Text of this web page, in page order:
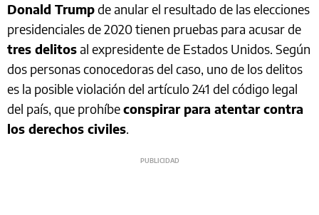
Donald Trumpde anular el resultado de las elecciones
presidenciales de 2020 tienen pruebas para acusar de
tres delitosal expresidente de Estados Unidos. Según
dos personas conocedoras del caso, uno de los delitos
es la posible violación del artículo 241 del código legal
del país, que prohíbeconspirar para atentar contra
los derechos civiles.